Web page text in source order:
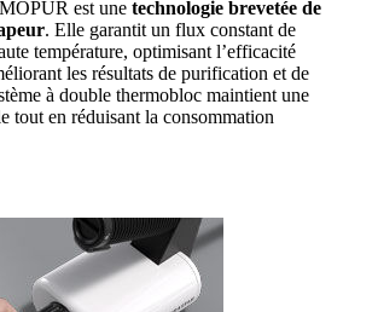
est une technologie brevetée de
. Elle garantit un flux constant de
température, optimisant l’efficacité
les résultats de purification et de
à double thermobloc maintient une
tout en réduisant la consommation